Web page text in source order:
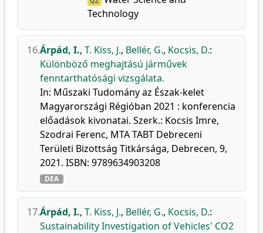
Technology
16.Árpád, I., T. Kiss, J., Bellér, G., Kocsis, D.:
Különböző meghajtású járművek
fenntarthatósági vizsgálata.
In: Műszaki Tudomány az Észak-kelet
Magyarországi Régióban 2021 : konferencia
előadások kivonatai. Szerk.: Kocsis Imre,
Szodrai Ferenc, MTA TABT Debreceni
Területi Bizottság Titkársága, Debrecen, 9,
2021. ISBN: 9789634903208
DEA
17.Árpád, I., T. Kiss, J., Bellér, G., Kocsis, D.:
Sustainability Investigation of Vehicles' CO2